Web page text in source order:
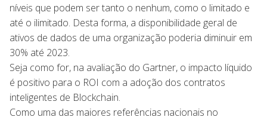
níveis que podem ser tanto o nenhum, como o limitado e
até o ilimitado. Desta forma, a disponibilidade geral de
ativos de dados de uma organização poderia diminuir em
30% até 2023.
Seja como for, na avaliação do Gartner, o impacto líquido
é positivo para o ROI com a adoção dos contratos
inteligentes de Blockchain.
Como uma das maiores referências nacionais no